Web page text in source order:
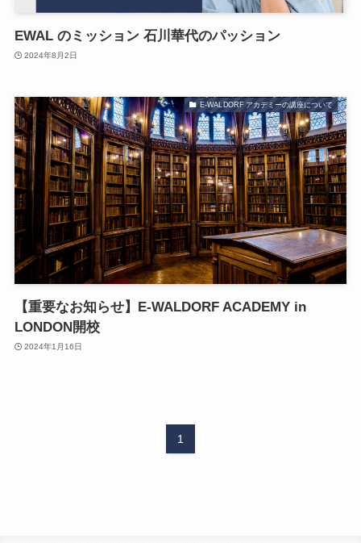
EWAL のミッション 石川華代のパッション
2024年8月2日
E-WALDORF アカデミーの講座について
【重要なお知らせ】E-WALDORF ACADEMY in
LONDON開校
2024年1月16日
1